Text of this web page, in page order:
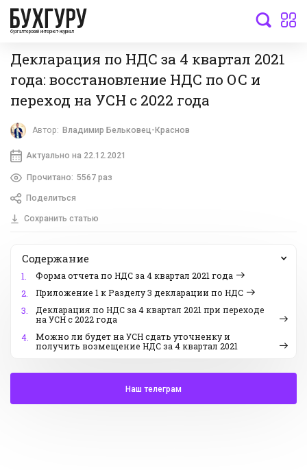
бухгалтерский интернет-журнал
Декларация по НДС за 4 квартал 2021
года: восстановление НДС по ОС и
переход на УСН с 2022 года
Автор: Владимир Бельковец-Краснов
Актуально на 22.12.2021
Прочитано: 5567 раз
Поделиться
Сохранить статью
Содержание
1.
Форма отчета по НДС за 4 квартал 2021 года
2.
Приложение 1 к Разделу 3 декларации по НДС
3.
Декларация по НДС за 4 квартал 2021 при переходе
на УСН с 2022 года
4.
Можно ли будет на УСН сдать уточненку и
получить возмещение НДС за 4 квартал 2021
Наш телеграм